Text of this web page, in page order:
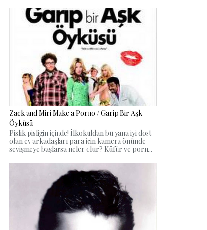
Zack and Miri Make a Porno / Garip Bir Aşk
Öyküsü
Pislik pisliğin içinde! İlkokuldan bu yana iyi dost
olan ev arkadaşları para için kamera önünde
sevişmeye başlarsa neler olur? Küfür ve porn...